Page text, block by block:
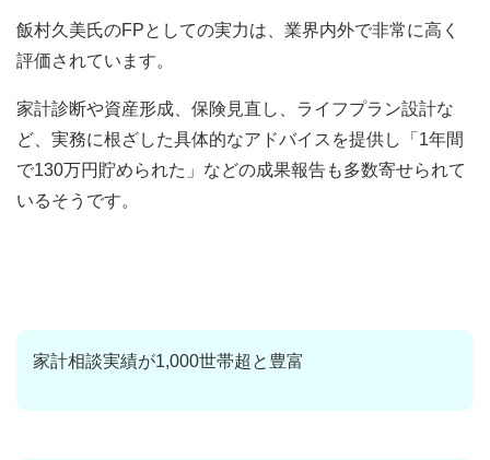
飯村久美氏のFPとしての実力は、業界内外で非常に高く
評価されています。
家計診断や資産形成、保険見直し、ライフプラン設計な
ど、 実務に根ざした具体的なアドバイス を提供し「1年間
で130万円貯められた」などの成果報告も多数寄せられて
いるそうです。
家計相談実績が1,000世帯超と豊富